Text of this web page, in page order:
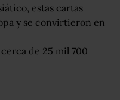
estas cartas
y se convirtieron en
de 25 mil 700